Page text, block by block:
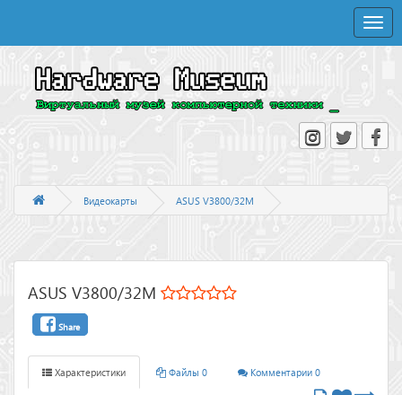
Toggle
Видеокарты ASUS V3800/32M
ASUS V3800/32M
Share
Характеристики Файлы 0 Комментарии 0